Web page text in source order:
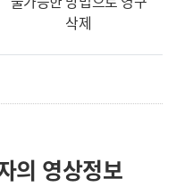
삭제
의 영상정보